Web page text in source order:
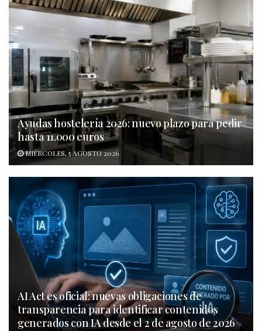
Ayudas hostelería 2026: nuevo plazo para pedir
hasta 11.000 euros
MIÉRCOLES, 5 AGOSTO 2026
AI Act es oficial: nuevas obligaciones de
transparencia para identificar contenidos
generados con IA desde el 2 de agosto de 2026